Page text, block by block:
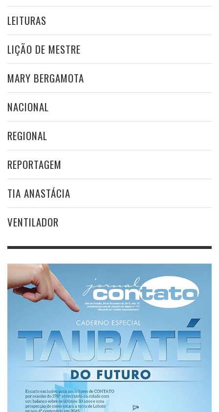
LEITURAS
LIÇÃO DE MESTRE
MARY BERGAMOTA
NACIONAL
REGIONAL
REPORTAGEM
TIA ANASTÁCIA
VENTILADOR